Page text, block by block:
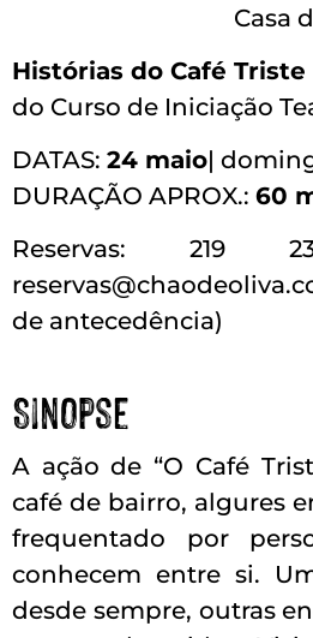
Casa
Histórias do Café Triste
do Curso de Iniciação
DATAS: 24 maio|
DURAÇÃO APROX.: 60
Reservas: 219
de antecedência)
Sinopse
A ação de “O Café
café de bairro, algures
frequentado por
conhecem entre si.
desde sempre, outras